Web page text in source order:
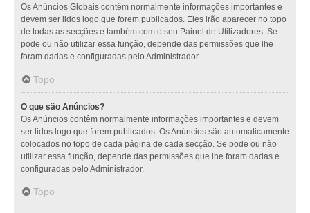
Os Anúncios Globais contêm normalmente informações importantes e
devem ser lidos logo que forem publicados. Eles irão aparecer no topo
de todas as secções e também com o seu Painel de Utilizadores. Se
pode ou não utilizar essa função, depende das permissões que lhe
foram dadas e configuradas pelo Administrador.
Topo
O que são Anúncios?
Os Anúncios contêm normalmente informações importantes e devem
ser lidos logo que forem publicados. Os Anúncios são automaticamente
colocados no topo de cada página de cada secção. Se pode ou não
utilizar essa função, depende das permissões que lhe foram dadas e
configuradas pelo Administrador.
Topo